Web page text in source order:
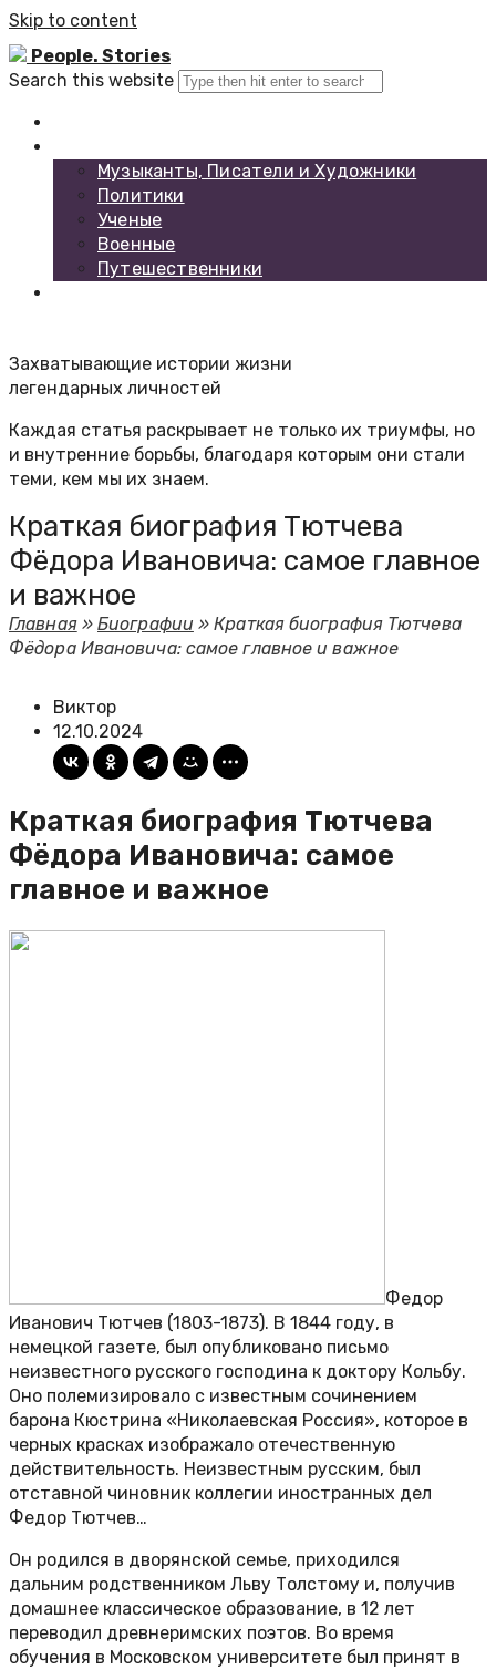
Skip to content
People. Stories
Search this website
Музыканты, Писатели и Художники
Политики
Ученые
Военные
Путешественники
Захватывающие истории жизни
легендарных личностей
Каждая статья раскрывает не только их триумфы, но
и внутренние борьбы, благодаря которым они стали
теми, кем мы их знаем.
Краткая биография Тютчева
Фёдора Ивановича: самое главное
и важное
Главная»Биографии »Краткая биография Тютчева
Фёдора Ивановича: самое главное и важное
Виктор
12.10.2024
Краткая биография Тютчева
Фёдора Ивановича: самое
главное и важное
Федор
Иванович Тютчев (1803-1873). В 1844 году, в
немецкой газете, был опубликовано письмо
неизвестного русского господина к доктору Кольбу.
Оно полемизировало с известным сочинением
барона Кюстрина «Николаевская Россия», которое в
черных красках изображало отечественную
действительность. Неизвестным русским, был
отставной чиновник коллегии иностранных дел
Федор Тютчев…
Он родился в дворянской семье, приходился
дальним родственником Льву Толстому и, получив
домашнее классическое образование, в 12 лет
переводил древнеримских поэтов. Во время
обучения в Московском университете был принят в